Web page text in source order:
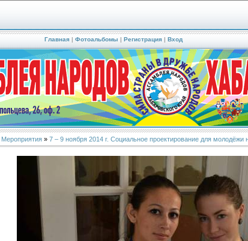
Главная | Фотоальбомы | Регистрация | Вход
Мероприятия » 7 – 9 ноября 2014 г. Социальное проектирование для